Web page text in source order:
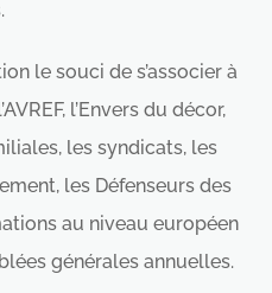
le souci de s’associer à
l’Envers du décor,
les syndicats, les
les Défenseurs des
au niveau européen
générales annuelles.